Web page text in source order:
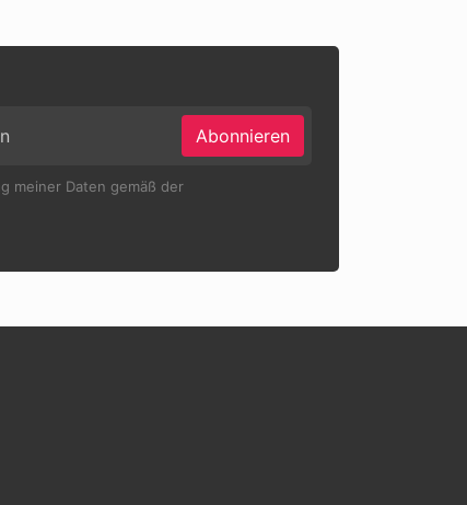
Abonnieren
meiner Daten gemäß der